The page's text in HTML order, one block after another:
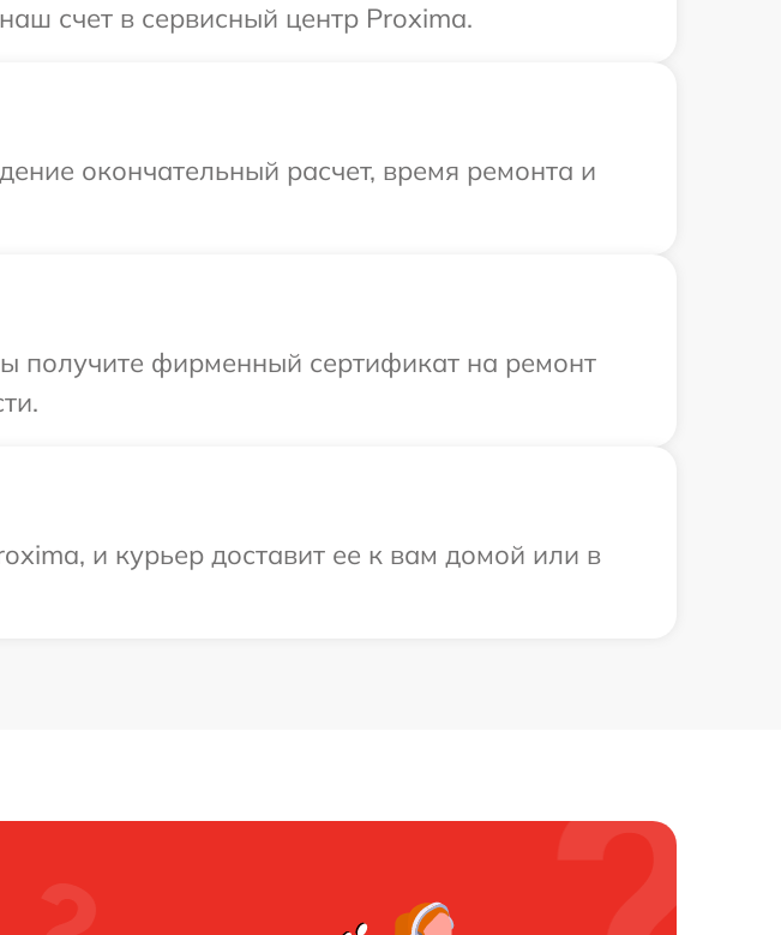
счет в сервисный центр Proxima.
окончательный расчет, время ремонта и
получите фирменный сертификат на ремонт
и курьер доставит ее к вам домой или в